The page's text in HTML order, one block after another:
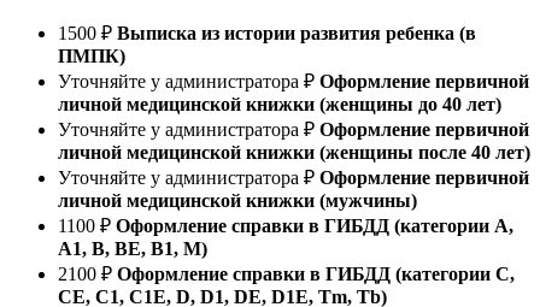
1500 ₽ Выписка из истории развития ребенка (в
ПМПК)
Уточняйте у администратора ₽ Оформление первичной
личной медицинской книжки (женщины до 40 лет)
Уточняйте у администратора ₽ Оформление первичной
личной медицинской книжки (женщины после 40 лет)
Уточняйте у администратора ₽ Оформление первичной
личной медицинской книжки (мужчины)
1100 ₽ Оформление справки в ГИБДД (категории А,
А1, В, ВЕ, В1, М)
2100 ₽ Оформление справки в ГИБДД (категории С,
СЕ, С1, С1Е, D, D1, DE, D1E, Tm, Tb)